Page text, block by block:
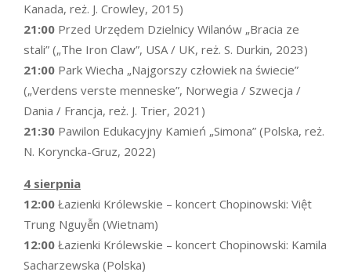
Kanada, reż. J. Crowley, 2015)
21:00 Przed Urzędem Dzielnicy Wilanów „Bracia ze
stali” („The Iron Claw”, USA / UK, reż. S. Durkin, 2023)
21:00 Park Wiecha „Najgorszy człowiek na świecie”
(„Verdens verste menneske”, Norwegia / Szwecja /
Dania / Francja, reż. J. Trier, 2021)
21:30 Pawilon Edukacyjny Kamień „Simona” (Polska, reż.
N. Koryncka-Gruz, 2022)
4 sierpnia
12:00 Łazienki Królewskie – koncert Chopinowski: Việt
Trung Nguyễn (Wietnam)
12:00 Łazienki Królewskie – koncert Chopinowski: Kamila
Sacharzewska (Polska)